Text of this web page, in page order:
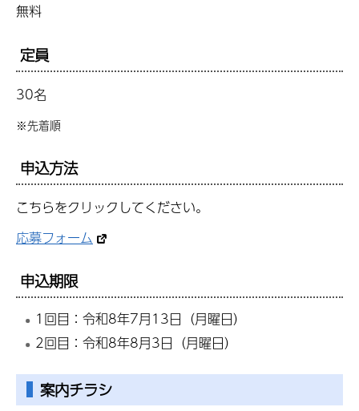
無料
定員
30名
※先着順
申込方法
こちらをクリックしてください。
応募フォーム
申込期限
1回目：令和8年7月13日（月曜日）
2回目：令和8年8月3日（月曜日）
案内チラシ